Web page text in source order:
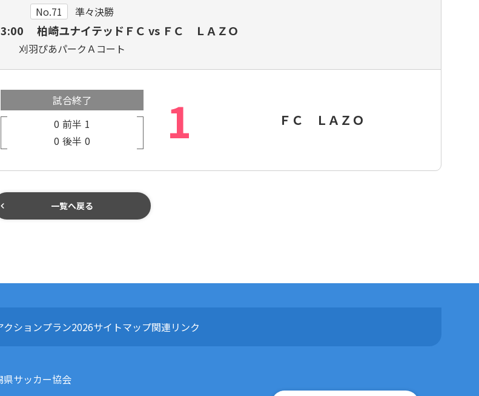
No.71 準々決勝
柏崎ユナイテッドＦＣ vs ＦＣ ＬＡＺＯ
刈羽ぴあパークＡコート
試合終了
0 前半 1
0 後半 0 1 ＦＣ ＬＡＺＯ
一覧へ戻る
クションプラン2026サイトマップ関連リンク
サッカー協会